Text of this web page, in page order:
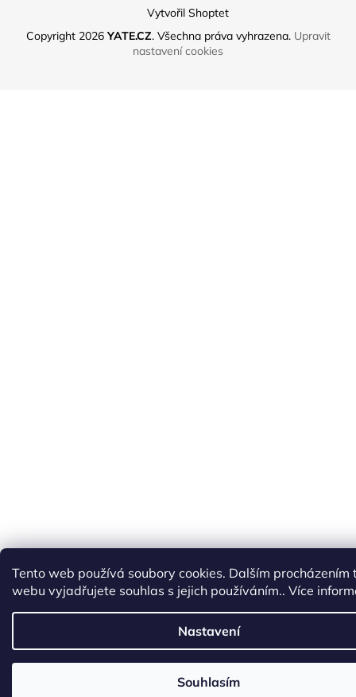
Tento web používá soubory cookies. Dalším procházením
webu vyjadřujete souhlas s jejich používáním.. Více
Nastavení
Souhlasím
Vytvořil Shoptet
Copyright 2026YATE.CZ. Všechna práva vyhrazena. Upravit
nastavení cookies